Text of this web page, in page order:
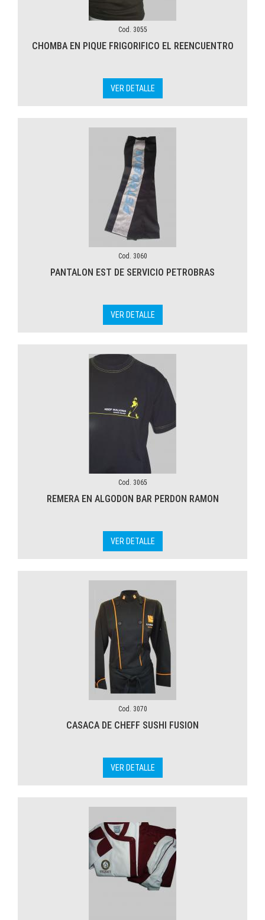
Cod. 3055
CHOMBA EN PIQUE FRIGORIFICO EL REENCUENTRO
VER DETALLE
Cod. 3060
PANTALON EST DE SERVICIO PETROBRAS
VER DETALLE
Cod. 3065
REMERA EN ALGODON BAR PERDON RAMON
VER DETALLE
Cod. 3070
CASACA DE CHEFF SUSHI FUSION
VER DETALLE